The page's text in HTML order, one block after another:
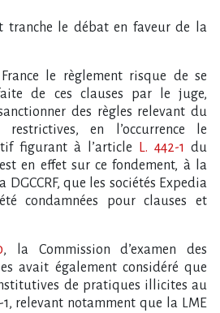
tranche le débat en faveur de la
le règlement risque de se
de ces clauses par le juge,
des règles relevant du
en l’occurrence le
figurant à l’article
L. 442-1 du
en effet sur ce fondement, à la
que les sociétés Expedia
condamnées pour clauses et
, la Commission d’examen des
avait également considéré que
de pratiques illicites au
1, relevant notamment que la LME